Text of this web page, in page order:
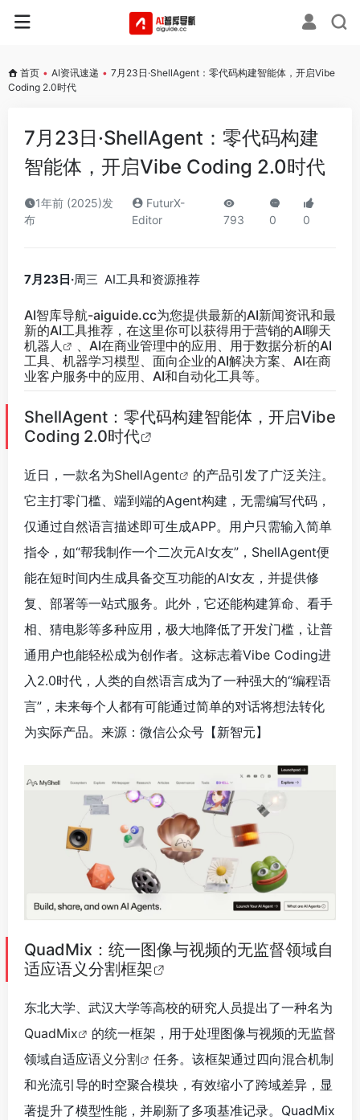
首页 • AI资讯速递 • 7月23日·ShellAgent：零代码构建智能体，开启Vibe
Coding 2.0时代
7月23日·ShellAgent：零代码构建
智能体，开启Vibe Coding 2.0时代
1年前 (2025)发
布
FuturX-
Editor
793 0 0
7月23日·周三 AI工具和资源推荐
AI智库导航-aiguide.cc为您提供最新的AI新闻资讯和最
新的AI工具推荐，在这里你可以获得用于营销的AI聊天
机器人
、AI在商业管理中的应用、用于数据分析的AI
工具、机器学习模型、面向企业的AI解决方案、AI在商
业客户服务中的应用、AI和自动化工具等。
ShellAgent：零代码构建智能体，开启Vibe
Coding 2.0时代
近日，一款名为ShellAgent
的产品引发了广泛关注。
它主打零门槛、端到端的Agent构建，无需编写代码，
仅通过自然语言描述即可生成APP。用户只需输入简单
指令，如“帮我制作一个二次元AI女友”，ShellAgent便
能在短时间内生成具备交互功能的AI女友，并提供修
复、部署等一站式服务。此外，它还能构建算命、看手
相、猜电影等多种应用，极大地降低了开发门槛，让普
通用户也能轻松成为创作者。这标志着Vibe Coding进
入2.0时代，人类的自然语言成为了一种强大的“编程语
言”，未来每个人都有可能通过简单的对话将想法转化
为实际产品。来源：微信公众号【新智元】
QuadMix：统一图像与视频的无监督领域自
适应语义分割框架
东北大学、武汉大学等高校的研究人员提出了一种名为
QuadMix
的统一框架，用于处理图像与视频的无监督
领域自适应语义分割
任务。该框架通过四向混合机制
和光流引导的时空聚合模块，有效缩小了跨域差异，显
著提升了模型性能，并刷新了多项基准记录。QuadMix